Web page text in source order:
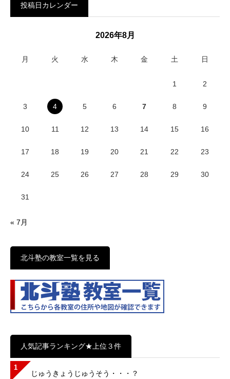
投稿日カレンダー
2026年8月
月 火 水 木 金 土 日
1 2
3 4 5 6 7 8 9
10 11 12 13 14 15 16
17 18 19 20 21 22 23
24 25 26 27 28 29 30
31
« 7月
北斗塾の教室一覧を見る
人気記事ランキング★上位３件
1
じゅうきょうじゅうそう・・・？